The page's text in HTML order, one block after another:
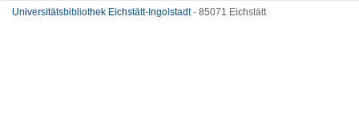
Universitätsbibliothek Eichstätt-Ingolstadt- 85071 Eichstätt